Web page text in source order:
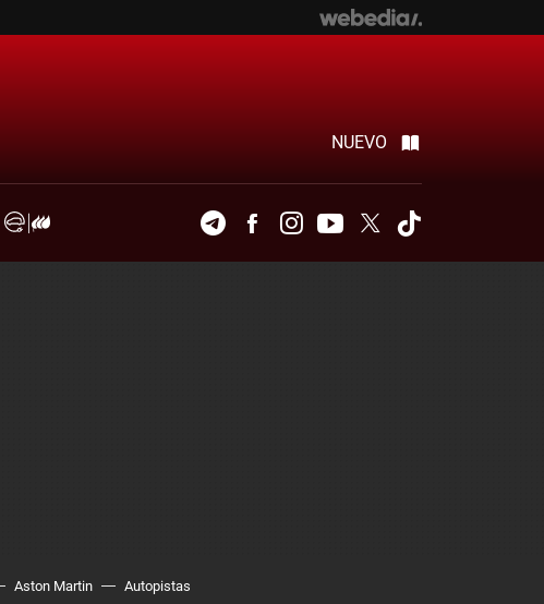
NUEVO
TelegramFacebookInstagramYoutubeTwitter
Aston Martin Autopistas